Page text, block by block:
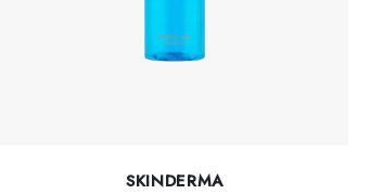
SKINDERMA